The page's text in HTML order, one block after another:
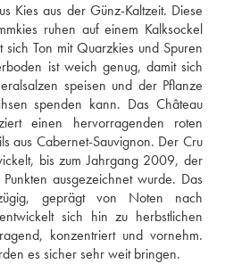
Kies aus der Günz-Kaltzeit. Diese
ruhen auf einem Kalksockel
sich Ton mit Quarzkies und Spuren
ist weich genug, damit sich
speisen und der Pflanze
spenden kann. Das Château
einen hervorragenden roten
aus Cabernet-Sauvignon. Der Cru
bis zum Jahrgang 2009, der
ausgezeichnet wurde. Das
geprägt von Noten nach
sich hin zu herbstlichen
konzentriert und vornehm.
es sicher sehr weit bringen.